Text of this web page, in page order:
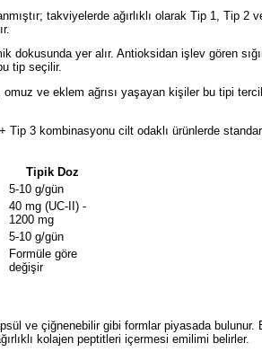
takviyelerde ağırlıklı olarak Tip 1, Tip 2
dokusunda yer alır. Antioksidan işlev gören
tip seçilir.
omuz ve eklem ağrısı yaşayan kişiler bu tipi
Tip 3 kombinasyonu cilt odaklı ürünlerde
Tipik Doz
5-10 g/gün
40 mg (UC-II) -
1200 mg
5-10 g/gün
Formüle göre
değişir
ve çiğnenebilir gibi formlar piyasada bulunur.
kolajen peptitleri içermesi emilimi belirler.